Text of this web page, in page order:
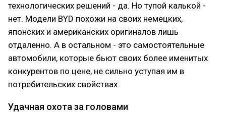
технологических решений - да. Но тупой калькой -
нет. Модели BYD похожи на своих немецких,
японских и американских оригиналов лишь
отдаленно. А в остальном - это самостоятельные
автомобили, которые бьют своих более именитых
конкурентов по цене, не сильно уступая им в
потребительских свойствах.
Удачная охота за головами